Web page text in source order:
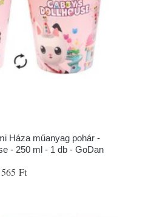
Háza műanyag pohár -
- 250 ml - 1 db - GoDan
565 Ft